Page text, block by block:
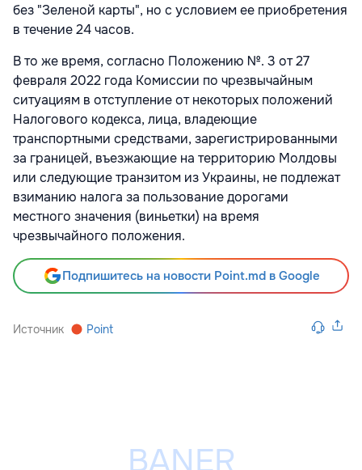
без "Зеленой карты", но с условием ее приобретения
в течение 24 часов.
В то же время, согласно Положению №. 3 от 27
февраля 2022 года Комиссии по чрезвычайным
ситуациям в отступление от некоторых положений
Налогового кодекса, лица, владеющие
транспортными средствами, зарегистрированными
за границей, въезжающие на территорию Молдовы
или следующие транзитом из Украины, не подлежат
взиманию налога за пользование дорогами
местного значения (виньетки) на время
чрезвычайного положения.
Подпишитесь на новости Point.md в Google
Источник Point